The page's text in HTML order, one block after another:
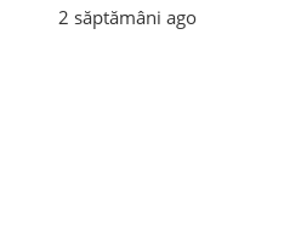
2 săptămâni ago